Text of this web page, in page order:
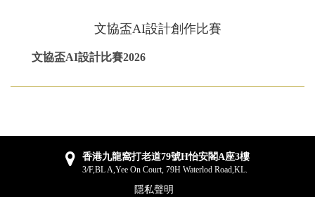
文協盃AI設計創作比賽
文協盃AI設計比賽2026
香港九龍窩打老道79號H怡安閣A座3樓
3/F,BL A,Yee On Court, 79H Waterlod Road,KL.
隱私聲明